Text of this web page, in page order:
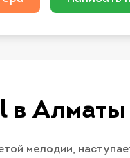
в Алматы
мелодии,